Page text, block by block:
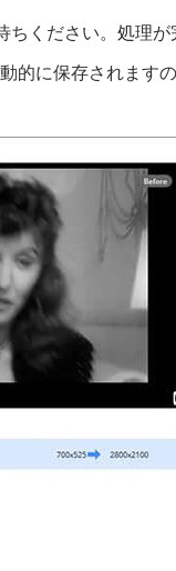
ちください。処理
的に保存されます